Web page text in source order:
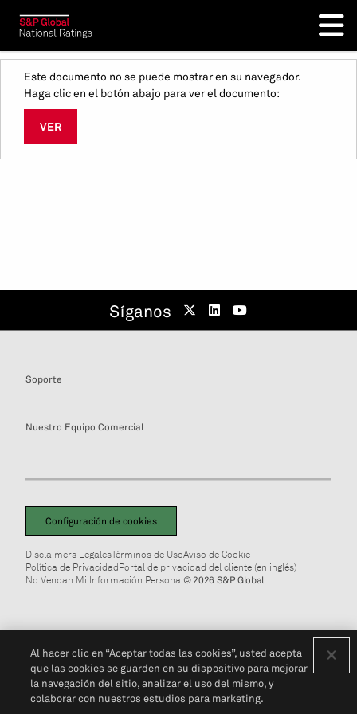
Este documento no se puede mostrar en su navegador.
Haga clic en el botón abajo para ver el documento:
VER
Síganos
Soporte
Nuestro Equipo Comercial
Configuración de cookies
Disclaimers LegalesTérminos de UsoAviso de Cookie
Política de PrivacidadPortal de privacidad del cliente (en inglés)
No Vendan Mi Información Personal© 2026 S&P Global
Al hacer clic en “Aceptar todas las cookies”, usted acepta
que las cookies se guarden en su dispositivo para mejorar
la navegación del sitio, analizar el uso del mismo, y
colaborar con nuestros estudios para marketing.